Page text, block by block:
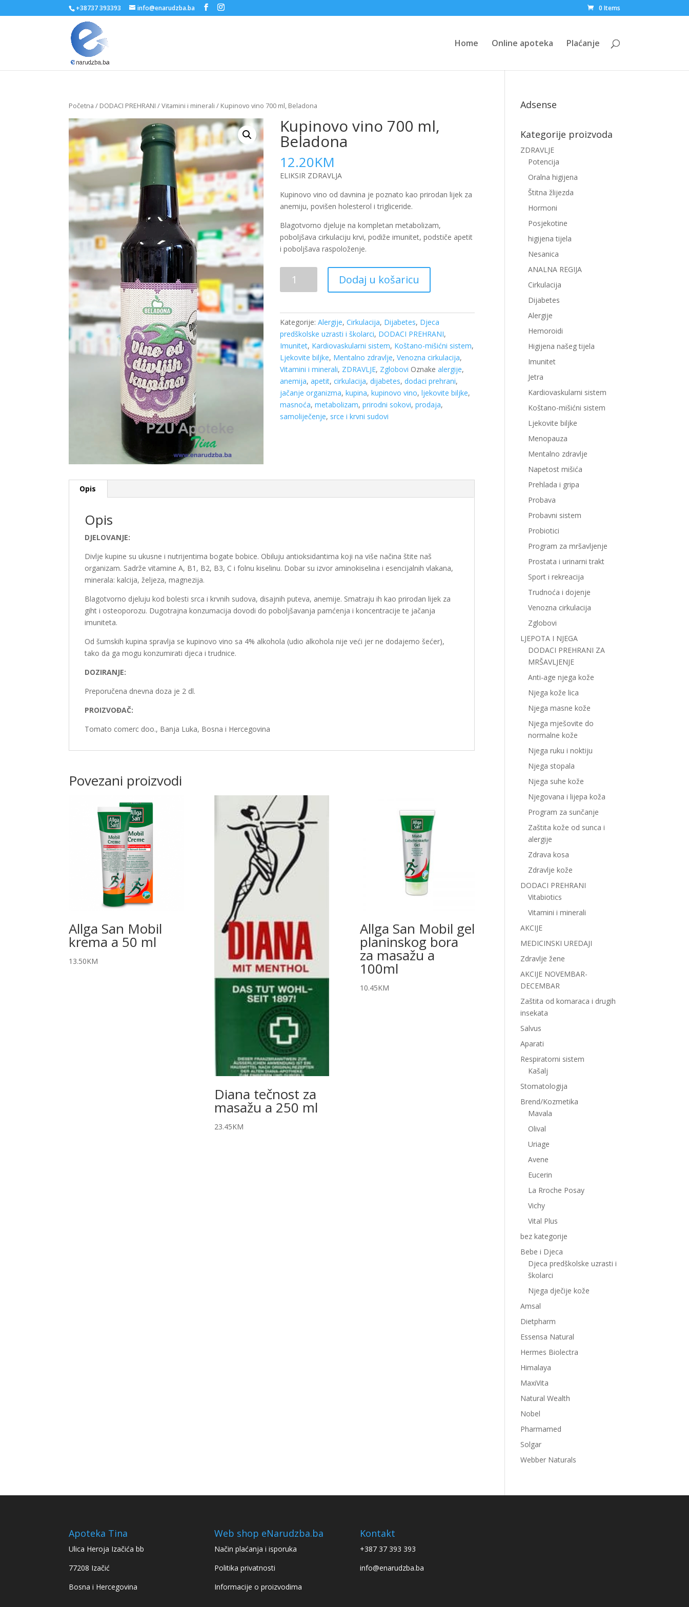
+38737 393393 info@enarudzba.ba 0 Items
Home Online apoteka Plaćanje
Početna / DODACI PREHRANI /Vitamini i minerali / Kupinovo vino 700 ml, Beladona
Kupinovo vino 700 ml,
Beladona
12.20KM
ELIKSIR ZDRAVLJA
Kupinovo vino od davnina je poznato kao prirodan lijek za
anemiju, povišen holesterol i trigliceride.
Blagotvorno djeluje na kompletan metabolizam,
poboljšava cirkulaciju krvi, podiže imunitet, podstiče apetit
i poboljšava raspoloženje.
Beladona
količina
Dodaj u košaricu
Kategorije:Alergije,Cirkulacija, Dijabetes, Djeca
predškolske uzrasti i školarci, DODACI PREHRANI,
Imunitet, Kardiovaskularni sistem, Koštano-mišićni sistem,
Ljekovite biljke, Mentalno zdravlje,Venozna cirkulacija,
Vitamini i minerali, ZDRAVLJE, Zglobovi Oznakealergije,
anemija,apetit,cirkulacija,dijabetes,dodaci prehrani,
jačanje organizma,kupina,kupinovo vino,ljekovite biljke,
masnoća,metabolizam,prirodni sokovi,prodaja,
samoliječenje, srce i krvni sudovi
Opis
Opis
DJELOVANJE:
Divlje kupine su ukusne i nutrijentima bogate bobice. Obiluju antioksidantima koji na više načina štite naš
organizam. Sadrže vitamine A, B1, B2, B3, C i folnu kiselinu. Dobar su izvor aminokiselina i esencijalnih vlakana,
minerala: kalcija, željeza, magnezija.
Blagotvorno djeluju kod bolesti srca i krvnih sudova, disajnih puteva, anemije. Smatraju ih kao prirodan lijek za
giht i osteoporozu. Dugotrajna konzumacija dovodi do poboljšavanja pamćenja i koncentracije te jačanja
imuniteta.
Od šumskih kupina spravlja se kupinovo vino sa 4% alkohola (udio alkohola nije veći jer ne dodajemo šećer),
tako da ga mogu konzumirati djeca i trudnice.
DOZIRANJE:
Preporučena dnevna doza je 2 dl.
PROIZVOĐAČ:
Tomato comerc doo., Banja Luka, Bosna i Hercegovina
Povezani proizvodi
Allga San Mobil
krema a 50 ml
13.50KM
Diana tečnost za
masažu a 250 ml
23.45KM
Allga San Mobil gel
planinskog bora
za masažu a
100ml
10.45KM
Adsense
Kategorije proizvoda
ZDRAVLJE
Potencija
Oralna higijena
Štitna žlijezda
Hormoni
Posjekotine
higijena tijela
Nesanica
ANALNA REGIJA
Cirkulacija
Dijabetes
Alergije
Hemoroidi
Higijena našeg tijela
Imunitet
Jetra
Kardiovaskularni sistem
Koštano-mišićni sistem
Ljekovite biljke
Menopauza
Mentalno zdravlje
Napetost mišića
Prehlada i gripa
Probava
Probavni sistem
Probiotici
Program za mršavljenje
Prostata i urinarni trakt
Sport i rekreacija
Trudnoća i dojenje
Venozna cirkulacija
Zglobovi
LJEPOTA I NJEGA
DODACI PREHRANI ZA
MRŠAVLJENJE
Anti-age njega kože
Njega kože lica
Njega masne kože
Njega mješovite do
normalne kože
Njega ruku i noktiju
Njega stopala
Njega suhe kože
Njegovana i lijepa koža
Program za sunčanje
Zaštita kože od sunca i
alergije
Zdrava kosa
Zdravlje kože
DODACI PREHRANI
Vitabiotics
Vitamini i minerali
AKCIJE
MEDICINSKI UREDAJI
Zdravlje žene
AKCIJE NOVEMBAR-
DECEMBAR
Zaštita od komaraca i drugih
insekata
Salvus
Aparati
Respiratorni sistem
Kašalj
Stomatologija
Brend/Kozmetika
Mavala
Olival
Uriage
Avene
Eucerin
La Rroche Posay
Vichy
Vital Plus
bez kategorije
Bebe i Djeca
Djeca predškolske uzrasti i
školarci
Njega dječije kože
Amsal
Dietpharm
Essensa Natural
Hermes Biolectra
Himalaya
MaxiVita
Natural Wealth
Nobel
Pharmamed
Solgar
Webber Naturals
Apoteka Tina
Ulica Heroja Izačića bb
77208 Izačić
Bosna i Hercegovina
Web shop eNarudzba.ba
Način plaćanja i isporuka
Politika privatnosti
Informacije o proizvodima
Kontakt
+387 37 393 393
info@enarudzba.ba